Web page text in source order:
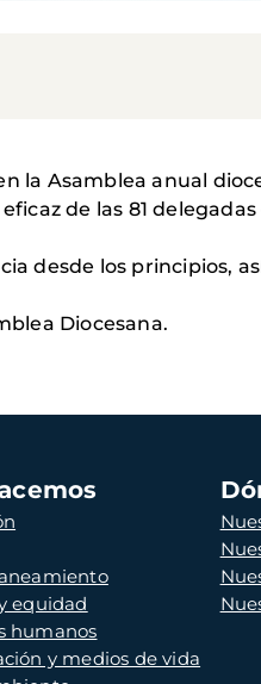
la Asamblea anual
de las 81
desde los principios,
Diocesana.
equidad
humanos
y medios de vida